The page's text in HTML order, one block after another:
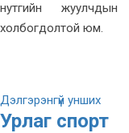
нутгийн жуулчдын
холбогдолтой юм.
Дэлгэрэнгүй унших
Урлаг спорт